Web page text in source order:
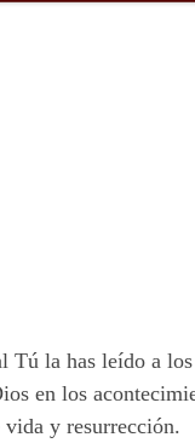
Tú la has leído a
en los
y resurrección.